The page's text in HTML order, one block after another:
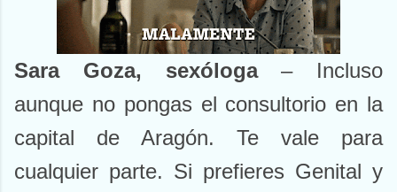
Sara Goza, sexóloga– Incluso
aunque no pongas el consultorio en la
capital de Aragón. Te vale para
cualquier parte. Si prefieres Genital y